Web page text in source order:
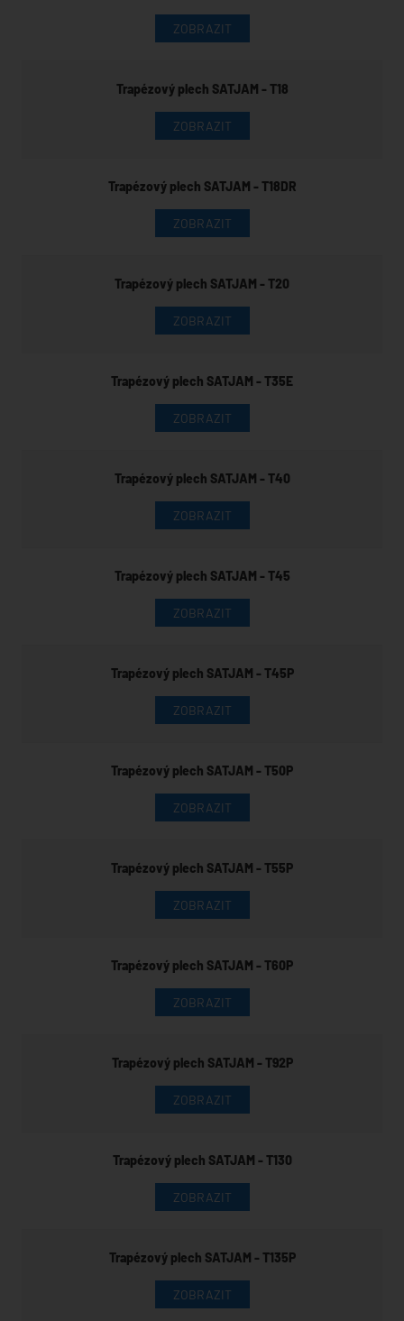
ZOBRAZIT
Trapézový plech SATJAM - T18
ZOBRAZIT
Trapézový plech SATJAM - T18DR
ZOBRAZIT
Trapézový plech SATJAM - T20
ZOBRAZIT
Trapézový plech SATJAM - T35E
ZOBRAZIT
Trapézový plech SATJAM - T40
ZOBRAZIT
Trapézový plech SATJAM - T45
ZOBRAZIT
Trapézový plech SATJAM - T45P
ZOBRAZIT
Trapézový plech SATJAM - T50P
ZOBRAZIT
Trapézový plech SATJAM - T55P
ZOBRAZIT
Trapézový plech SATJAM - T60P
ZOBRAZIT
Trapézový plech SATJAM - T92P
ZOBRAZIT
Trapézový plech SATJAM - T130
ZOBRAZIT
Trapézový plech SATJAM - T135P
ZOBRAZIT